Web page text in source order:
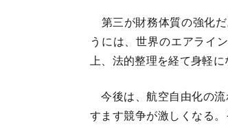
第三が財務体質の強化
うには、世界のエアライ
上、法的整理を経て身軽
今後は、航空自由化の
すます競争が激しくなる